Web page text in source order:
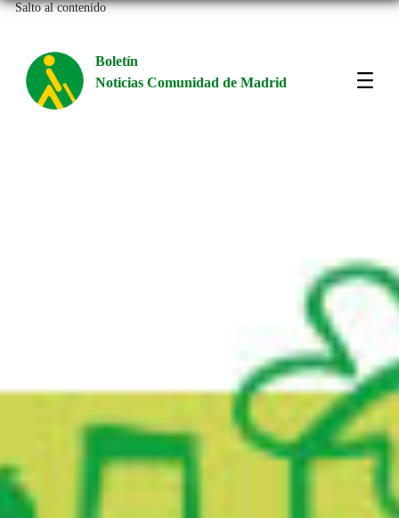
Salto al contenido
Boletín
Noticias Comunidad de Madrid